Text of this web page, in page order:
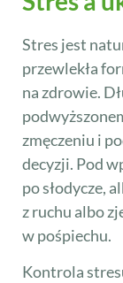
Stres jest
przewlekła
na zdrowie.
zmęczeniu i
decyzji. Pod
po słodycze,
z ruchu albo
w pośpiechu.
Kontrola